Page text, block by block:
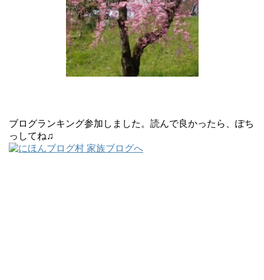
ブログランキング参加しました。読んで良かったら、ぽち
っしてね♫